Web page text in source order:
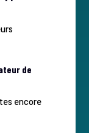
de
encore